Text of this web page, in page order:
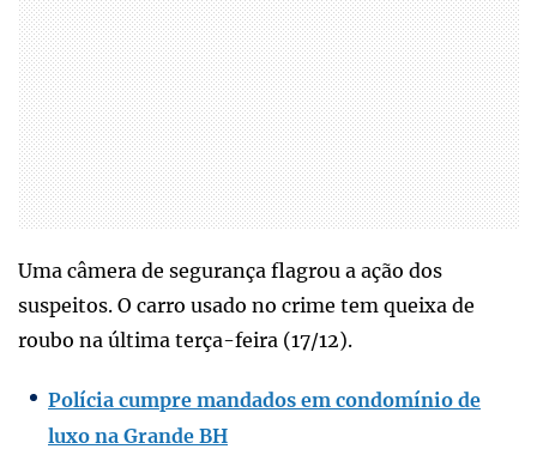
Uma câmera de segurança flagrou a ação dos
suspeitos. O carro usado no crime tem queixa de
roubo na última terça-feira (17/12).
Polícia cumpre mandados em condomínio de
luxo na Grande BH